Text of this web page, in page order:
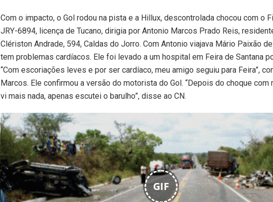
Com o impacto, o Gol rodou na pista e a Hillux, descontrolada chocou com o
JRY-6894, licença de Tucano, dirigia por Antonio Marcos Prado Reis,
Clériston Andrade, 594, Caldas do Jorro. Com Antonio viajava Mário Paixão
tem problemas cardíacos. Ele foi levado a um hospital em Feira de Santana
“Com escoriações leves e por ser cardíaco, meu amigo seguiu para Feira”,
Marcos. Ele confirmou a versão do motorista do Gol. “Depois do choque com
vi mais nada, apenas escutei o barulho”, disse ao CN.
GIF